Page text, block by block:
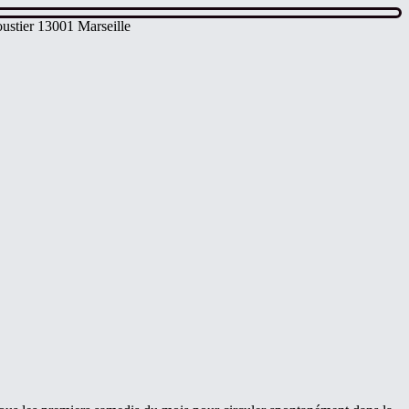
13001 Marseille